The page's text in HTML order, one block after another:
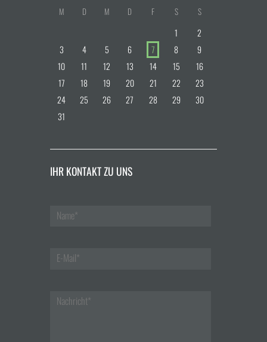
M D M D F S S
1
2
3
4 5 6 7 8
9
10
11 12 13 14 15
16
17
18 19 20 21 22
23
24
25 26 27 28 29
30
31
IHR KONTAKT ZU UNS